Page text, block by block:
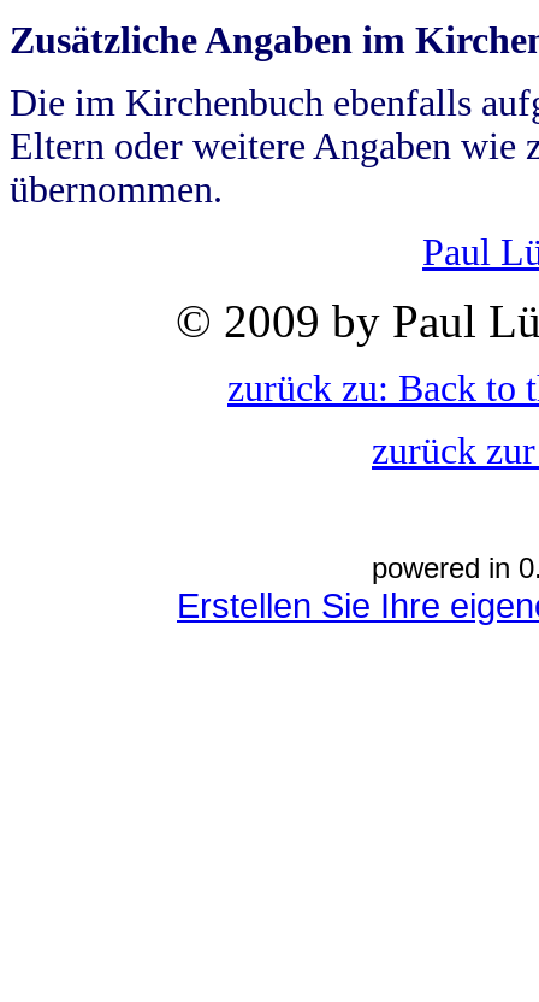
Zusätzliche Angaben im
Die im Kirchenbuch ebenfalls
Eltern oder weitere Angaben wie
übernommen.
Paul
© 2009 by Paul
zurück zu: Back to
zurück
powered in
Erstellen Sie Ihre